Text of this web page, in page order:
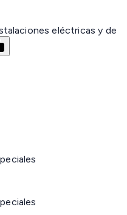
eléctricas y de